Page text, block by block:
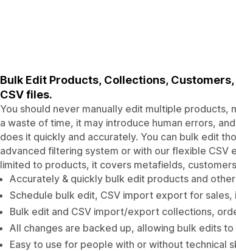
Bulk Edit Products, Collections,
CSV files.
You should never manually edit multiple
a waste of time, it may introduce human errors,
does it quickly and accurately. You can bulk edit
advanced filtering system or with our flexible
limited to products, it covers metafields,
Accurately & quickly bulk edit products and
Schedule bulk edit, CSV import export for
Bulk edit and CSV import/export collections,
All changes are backed up, allowing bulk edits
Easy to use for people with or without technical